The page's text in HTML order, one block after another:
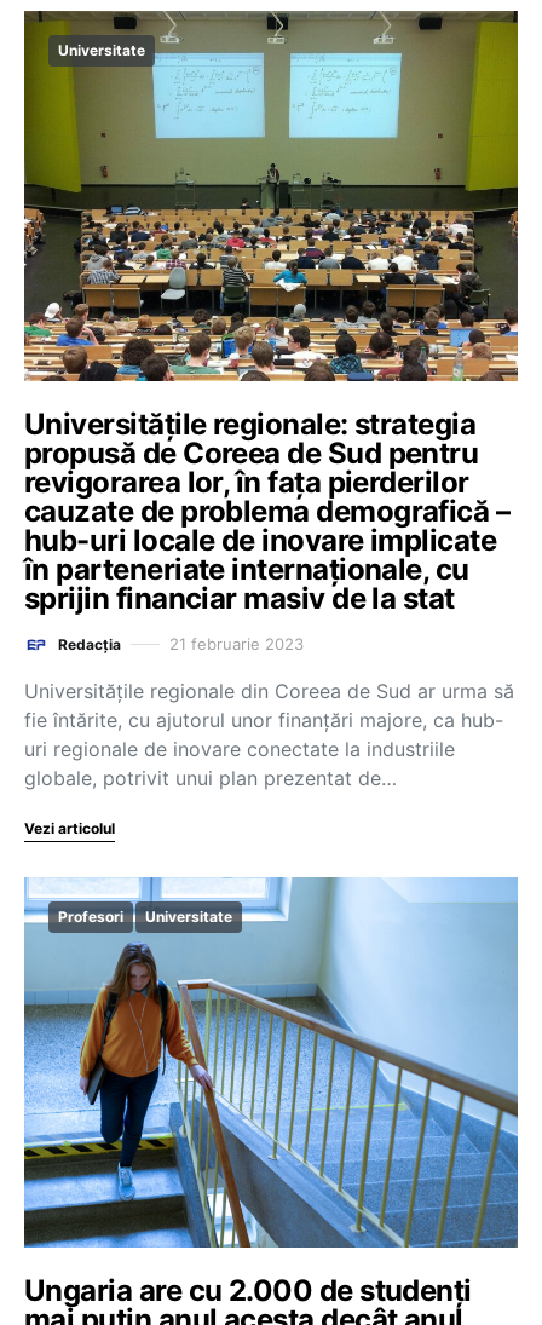
Universitate
Universitățile regionale: strategia
propusă de Coreea de Sud pentru
revigorarea lor, în fața pierderilor
cauzate de problema demografică –
hub-uri locale de inovare implicate
în parteneriate internaționale, cu
sprijin financiar masiv de la stat
Redacția 21 februarie 2023
Universitățile regionale din Coreea de Sud ar urma să
fie întărite, cu ajutorul unor finanțări majore, ca hub-
uri regionale de inovare conectate la industriile
globale, potrivit unui plan prezentat de…
Vezi articolul
Profesori Universitate
Ungaria are cu 2.000 de studenți